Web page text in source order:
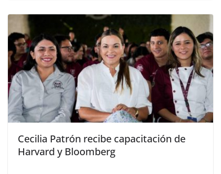
Cecilia Patrón recibe capacitación de
Harvard y Bloomberg